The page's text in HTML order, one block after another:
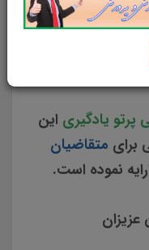
یادگیری این
برای متقاضیان
نموده است.
عزیزان